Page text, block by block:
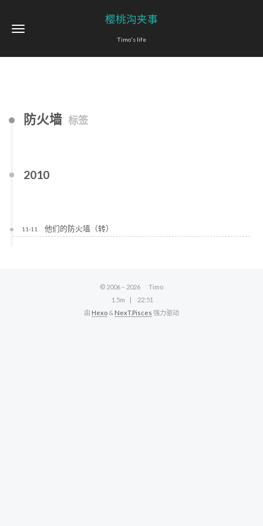
樱桃沟夹事
Timo's life
防火墙 标签
2010
11-11 他们的防火墙（转）
© 2006 – 2026
Timo
1.5m
22:51
由 Hexo & NexT.Pisces 强力驱动